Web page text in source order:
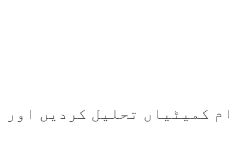
کمیٹیاں تحلیل کردیں اور